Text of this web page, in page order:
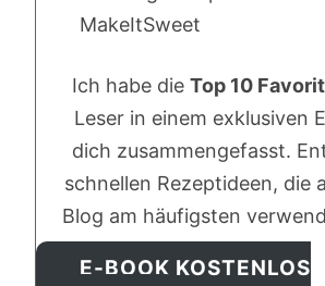
Ich habe die Top 10
Leser in einem exklusiven
dich zusammengefasst.
schnellen Rezeptideen, die
Blog am häufigsten
E-BOOK KOSTENLOS